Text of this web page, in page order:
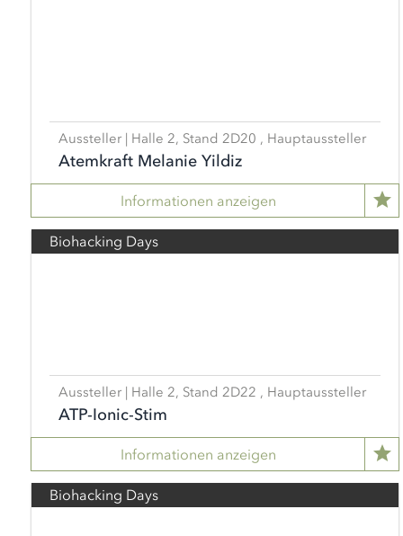
Aussteller | Halle 2, Stand 2D20 , Hauptaussteller
Atemkraft Melanie Yildiz
Informationen anzeigen
Biohacking Days
Aussteller | Halle 2, Stand 2D22 , Hauptaussteller
ATP-Ionic-Stim
Informationen anzeigen
Biohacking Days